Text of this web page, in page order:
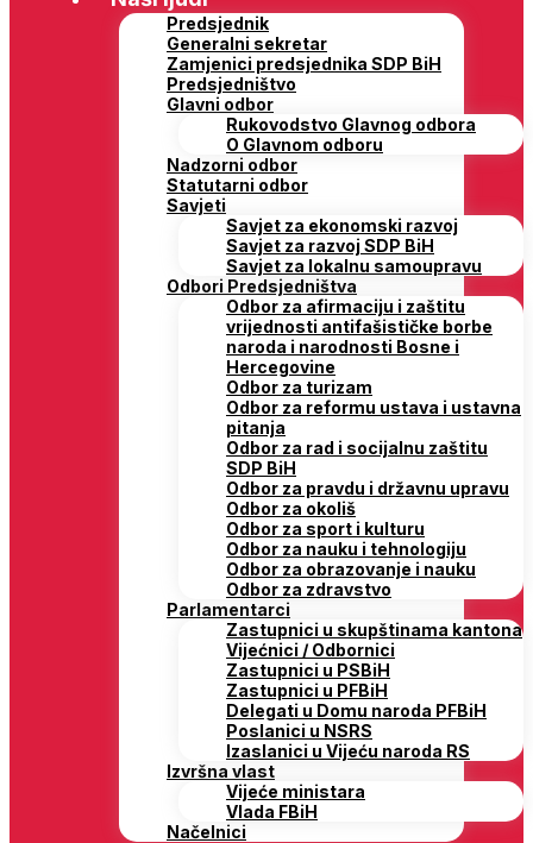
Predsjednik
Generalni sekretar
Zamjenici predsjednika SDP BiH
Predsjedništvo
Glavni odbor
Rukovodstvo Glavnog odbora
O Glavnom odboru
Nadzorni odbor
Statutarni odbor
Savjeti
Savjet za ekonomski razvoj
Savjet za razvoj SDP BiH
Savjet za lokalnu samoupravu
Odbori Predsjedništva
Odbor za afirmaciju i zaštitu
vrijednosti antifašističke borbe
naroda i narodnosti Bosne i
Hercegovine
Odbor za turizam
Odbor za reformu ustava i ustavna
pitanja
Odbor za rad i socijalnu zaštitu
SDP BiH
Odbor za pravdu i državnu upravu
Odbor za okoliš
Odbor za sport i kulturu
Odbor za nauku i tehnologiju
Odbor za obrazovanje i nauku
Odbor za zdravstvo
Parlamentarci
Zastupnici u skupštinama kantona
Vijećnici / Odbornici
Zastupnici u PSBiH
Zastupnici u PFBiH
Delegati u Domu naroda PFBiH
Poslanici u NSRS
Izaslanici u Vijeću naroda RS
Izvršna vlast
Vijeće ministara
Vlada FBiH
Načelnici